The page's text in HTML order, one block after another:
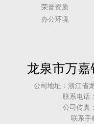
荣誉资质
办公环境
龙泉市万
公司地址：浙江省
联系电话
公司传真
联系手